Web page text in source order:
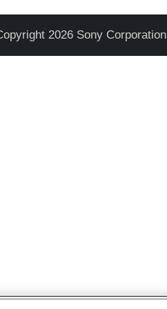
2026 Sony Corporation